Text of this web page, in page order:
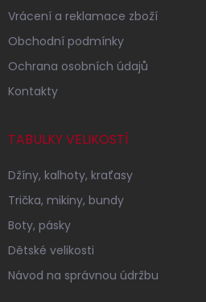
Vrácení a reklamace zboží
Obchodní podmínky
Ochrana osobních údajů
Kontakty
TABULKY VELIKOSTÍ
Džíny, kalhoty, kraťasy
Trička, mikiny, bundy
Boty, pásky
Dětské velikosti
Návod na správnou údržbu